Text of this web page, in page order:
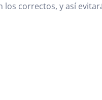
correctos, y así